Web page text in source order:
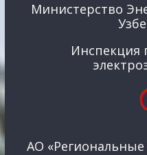
Министерство
Инспекция
АО